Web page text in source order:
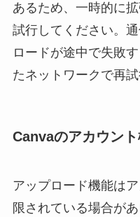
あるため、一時的に
試行してください。
ロードが途中で失敗
たネットワークで再試
Canvaのアカウン
アップロード機能は
限されている場合が